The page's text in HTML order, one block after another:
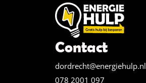
Contact
dordrecht@energiehulp.nl
078 2001 097